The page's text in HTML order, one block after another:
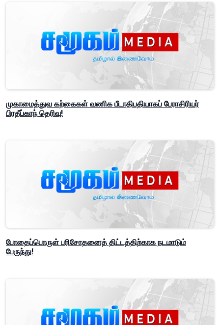
முகாமைத்துவ கற்கைகள் வணிக பீடாதிபதியாகப் பேராசிரியர்
பிரதீப்காந் தெரிவு!
போதைப்பொருள் பரிசோதனைத் திட்டத்திற்காக நடமாடும்
பேருந்து!